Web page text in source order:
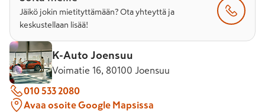
Jäikö jokin mietityttämään? Ota yhteyttä ja
keskustellaan lisää!
K-Auto Joensuu
Voimatie 16, 80100 Joensuu
010 533 2080
Avaa osoite Google Mapsissa